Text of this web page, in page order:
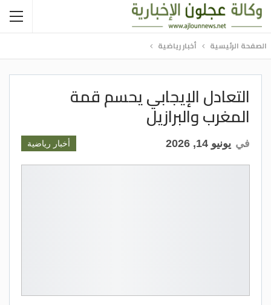
الصفحة الرئيسية أخبار رياضية
التعادل الإيجابي يحسم قمة
المغرب والبرازيل
أخبار رياضية في يونيو 14, 2026